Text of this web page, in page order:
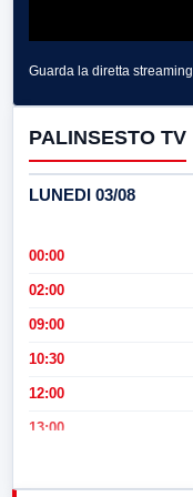
Guarda la diretta streaming
PALINSESTO TV
LUNEDI 03/08
00:00
02:00
09:00
10:30
12:00
13:00